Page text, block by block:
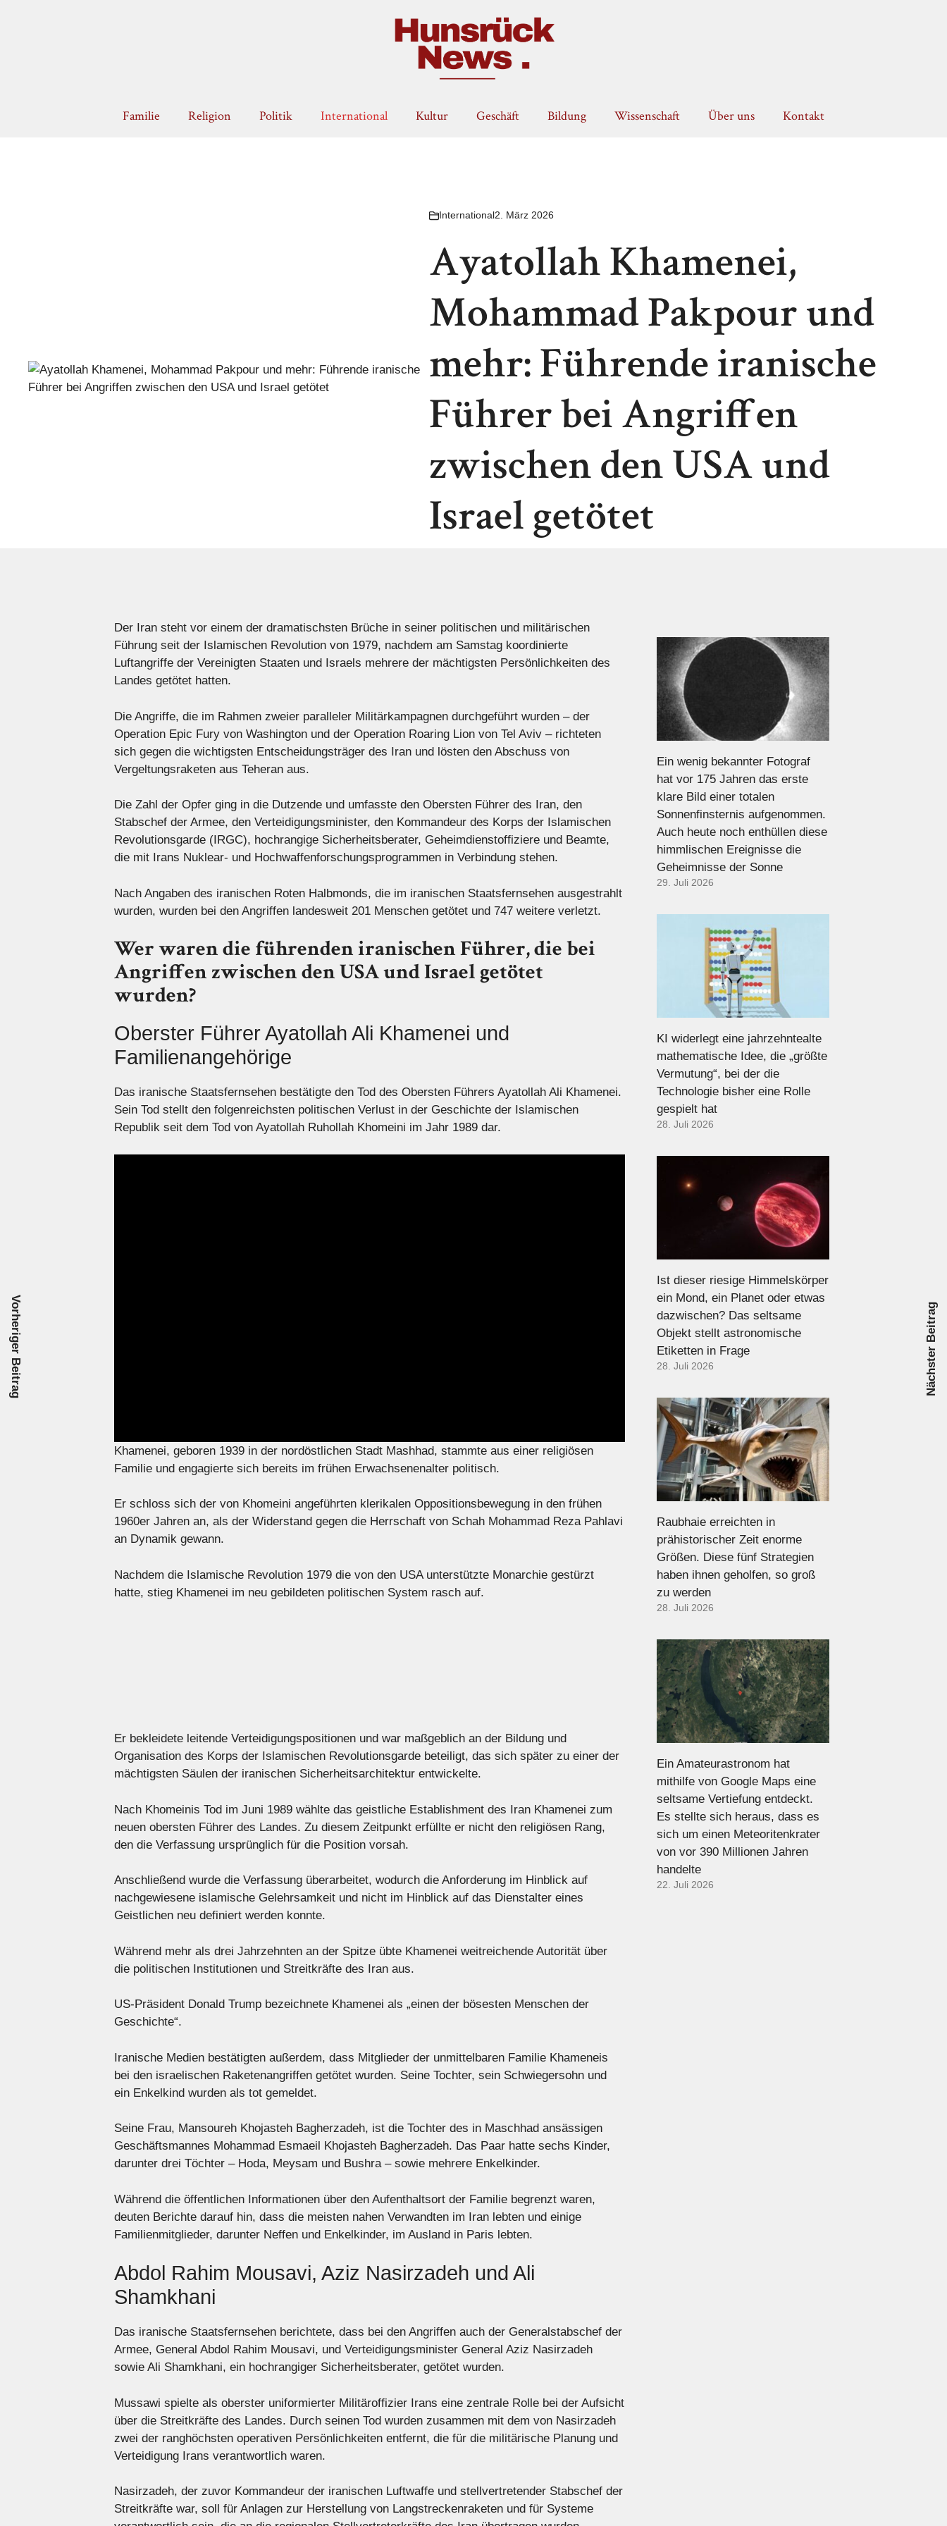
Familie Religion Politik International Kultur Geschäft Bildung Wissenschaft Über uns Kontakt
International2. März 2026
Ayatollah Khamenei,
Mohammad Pakpour und
mehr: Führende iranische
Führer bei Angriffen
zwischen den USA und
Israel getötet
Der Iran steht vor einem der dramatischsten Brüche in seiner politischen und militärischen
Führung seit der Islamischen Revolution von 1979, nachdem am Samstag koordinierte
Luftangriffe der Vereinigten Staaten und Israels mehrere der mächtigsten Persönlichkeiten des
Landes getötet hatten.
Die Angriffe, die im Rahmen zweier paralleler Militärkampagnen durchgeführt wurden – der
Operation Epic Fury von Washington und der Operation Roaring Lion von Tel Aviv – richteten
sich gegen die wichtigsten Entscheidungsträger des Iran und lösten den Abschuss von
Vergeltungsraketen aus Teheran aus.
Die Zahl der Opfer ging in die Dutzende und umfasste den Obersten Führer des Iran, den
Stabschef der Armee, den Verteidigungsminister, den Kommandeur des Korps der Islamischen
Revolutionsgarde (IRGC), hochrangige Sicherheitsberater, Geheimdienstoffiziere und Beamte,
die mit Irans Nuklear- und Hochwaffenforschungsprogrammen in Verbindung stehen.
Nach Angaben des iranischen Roten Halbmonds, die im iranischen Staatsfernsehen ausgestrahlt
wurden, wurden bei den Angriffen landesweit 201 Menschen getötet und 747 weitere verletzt.
Wer waren die führenden iranischen Führer, die bei
Angriffen zwischen den USA und Israel getötet
wurden?
Oberster Führer Ayatollah Ali Khamenei und
Familienangehörige
Das iranische Staatsfernsehen bestätigte den Tod des Obersten Führers Ayatollah Ali Khamenei.
Sein Tod stellt den folgenreichsten politischen Verlust in der Geschichte der Islamischen
Republik seit dem Tod von Ayatollah Ruhollah Khomeini im Jahr 1989 dar.
Khamenei, geboren 1939 in der nordöstlichen Stadt Mashhad, stammte aus einer religiösen
Familie und engagierte sich bereits im frühen Erwachsenenalter politisch.
Er schloss sich der von Khomeini angeführten klerikalen Oppositionsbewegung in den frühen
1960er Jahren an, als der Widerstand gegen die Herrschaft von Schah Mohammad Reza Pahlavi
an Dynamik gewann.
Nachdem die Islamische Revolution 1979 die von den USA unterstützte Monarchie gestürzt
hatte, stieg Khamenei im neu gebildeten politischen System rasch auf.
Er bekleidete leitende Verteidigungspositionen und war maßgeblich an der Bildung und
Organisation des Korps der Islamischen Revolutionsgarde beteiligt, das sich später zu einer der
mächtigsten Säulen der iranischen Sicherheitsarchitektur entwickelte.
Nach Khomeinis Tod im Juni 1989 wählte das geistliche Establishment des Iran Khamenei zum
neuen obersten Führer des Landes. Zu diesem Zeitpunkt erfüllte er nicht den religiösen Rang,
den die Verfassung ursprünglich für die Position vorsah.
Anschließend wurde die Verfassung überarbeitet, wodurch die Anforderung im Hinblick auf
nachgewiesene islamische Gelehrsamkeit und nicht im Hinblick auf das Dienstalter eines
Geistlichen neu definiert werden konnte.
Während mehr als drei Jahrzehnten an der Spitze übte Khamenei weitreichende Autorität über
die politischen Institutionen und Streitkräfte des Iran aus.
US-Präsident Donald Trump bezeichnete Khamenei als „einen der bösesten Menschen der
Geschichte“.
Iranische Medien bestätigten außerdem, dass Mitglieder der unmittelbaren Familie Khameneis
bei den israelischen Raketenangriffen getötet wurden. Seine Tochter, sein Schwiegersohn und
ein Enkelkind wurden als tot gemeldet.
Seine Frau, Mansoureh Khojasteh Bagherzadeh, ist die Tochter des in Maschhad ansässigen
Geschäftsmannes Mohammad Esmaeil Khojasteh Bagherzadeh. Das Paar hatte sechs Kinder,
darunter drei Töchter – Hoda, Meysam und Bushra – sowie mehrere Enkelkinder.
Während die öffentlichen Informationen über den Aufenthaltsort der Familie begrenzt waren,
deuten Berichte darauf hin, dass die meisten nahen Verwandten im Iran lebten und einige
Familienmitglieder, darunter Neffen und Enkelkinder, im Ausland in Paris lebten.
Abdol Rahim Mousavi, Aziz Nasirzadeh und Ali
Shamkhani
Das iranische Staatsfernsehen berichtete, dass bei den Angriffen auch der Generalstabschef der
Armee, General Abdol Rahim Mousavi, und Verteidigungsminister General Aziz Nasirzadeh
sowie Ali Shamkhani, ein hochrangiger Sicherheitsberater, getötet wurden.
Mussawi spielte als oberster uniformierter Militäroffizier Irans eine zentrale Rolle bei der Aufsicht
über die Streitkräfte des Landes. Durch seinen Tod wurden zusammen mit dem von Nasirzadeh
zwei der ranghöchsten operativen Persönlichkeiten entfernt, die für die militärische Planung und
Verteidigung Irans verantwortlich waren.
Nasirzadeh, der zuvor Kommandeur der iranischen Luftwaffe und stellvertretender Stabschef der
Streitkräfte war, soll für Anlagen zur Herstellung von Langstreckenraketen und für Systeme
Vorheriger Beitrag Nächster Beitrag
Ein wenig bekannter Fotograf
hat vor 175 Jahren das erste
klare Bild einer totalen
Sonnenfinsternis aufgenommen.
Auch heute noch enthüllen diese
himmlischen Ereignisse die
Geheimnisse der Sonne
29. Juli 2026
KI widerlegt eine jahrzehntealte
mathematische Idee, die „größte
Vermutung“, bei der die
Technologie bisher eine Rolle
gespielt hat
28. Juli 2026
Ist dieser riesige Himmelskörper
ein Mond, ein Planet oder etwas
dazwischen? Das seltsame
Objekt stellt astronomische
Etiketten in Frage
28. Juli 2026
Raubhaie erreichten in
prähistorischer Zeit enorme
Größen. Diese fünf Strategien
haben ihnen geholfen, so groß
zu werden
28. Juli 2026
Ein Amateurastronom hat
mithilfe von Google Maps eine
seltsame Vertiefung entdeckt.
Es stellte sich heraus, dass es
sich um einen Meteoritenkrater
von vor 390 Millionen Jahren
handelte
22. Juli 2026